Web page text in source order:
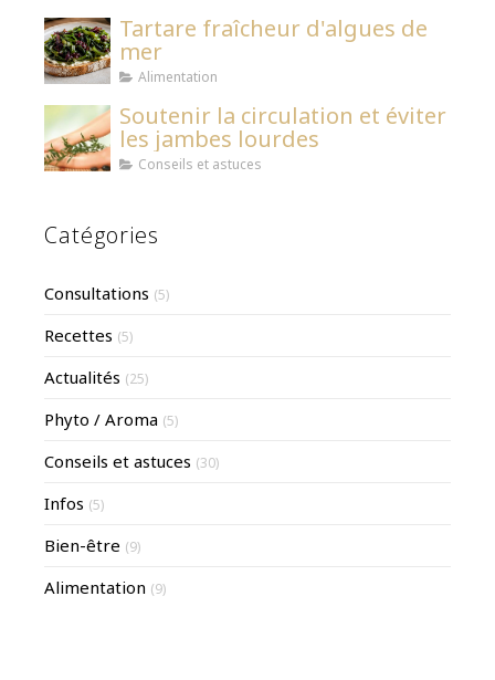
Tartare fraîcheur d'algues de
mer
Alimentation
Soutenir la circulation et éviter
les jambes lourdes
Conseils et astuces
Catégories
Consultations (5)
Recettes (5)
Actualités (25)
Phyto / Aroma (5)
Conseils et astuces (30)
Infos (5)
Bien-être (9)
Alimentation (9)